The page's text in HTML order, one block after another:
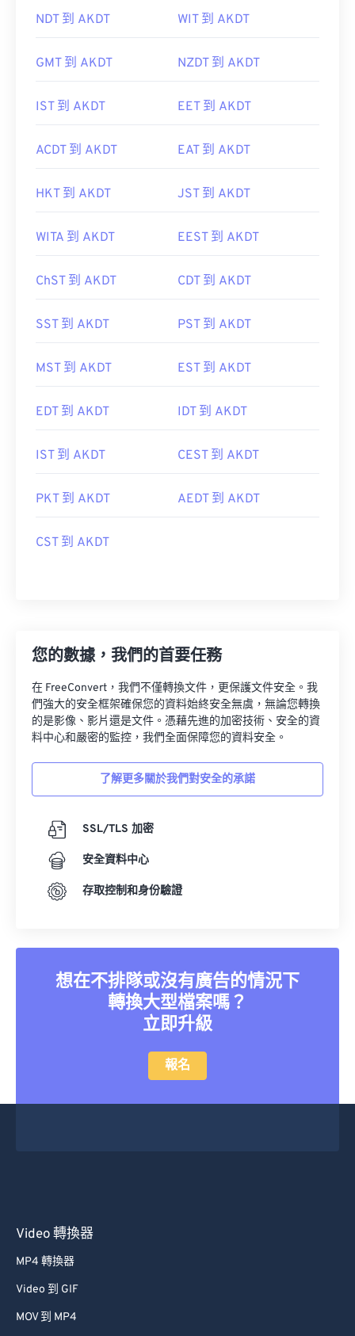
NDT 到 AKDT WIT 到 AKDT
GMT 到 AKDT NZDT 到 AKDT
IST 到 AKDT EET 到 AKDT
ACDT 到 AKDT EAT 到 AKDT
HKT 到 AKDT JST 到 AKDT
WITA 到 AKDT EEST 到 AKDT
ChST 到 AKDT CDT 到 AKDT
SST 到 AKDT PST 到 AKDT
MST 到 AKDT EST 到 AKDT
EDT 到 AKDT IDT 到 AKDT
IST 到 AKDT CEST 到 AKDT
PKT 到 AKDT AEDT 到 AKDT
CST 到 AKDT
您的數據，我們的首要任務
在 FreeConvert，我們不僅轉換文件，更保護文件安全。我
們強大的安全框架確保您的資料始終安全無虞，無論您轉換
的是影像、影片還是文件。憑藉先進的加密技術、安全的資
料中心和嚴密的監控，我們全面保障您的資料安全。
了解更多關於我們對安全的承諾
SSL/TLS 加密
安全資料中心
存取控制和身份驗證
想在不排隊或沒有廣告的情況下
轉換大型檔案嗎？
立即升級
報名
Video 轉換器
MP4 轉換器
Video 到 GIF
MOV 到 MP4